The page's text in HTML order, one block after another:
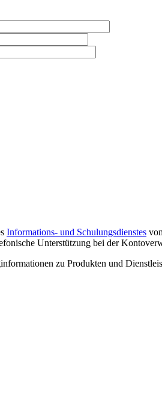
Informations- und Schulungsdienstes
Unterstützung bei der
zu Produkten und